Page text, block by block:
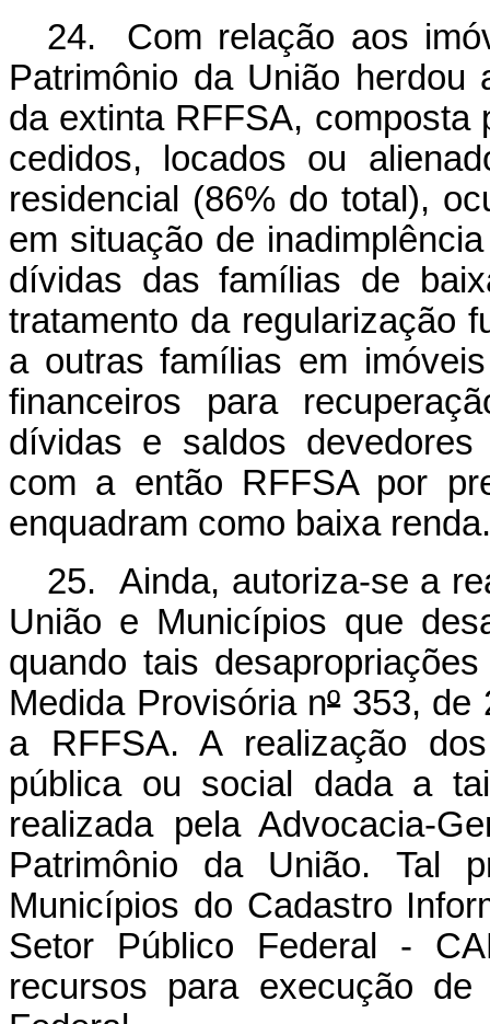
24. Com relação aos
Patrimônio da União herdou
da extinta RFFSA, composta
cedidos, locados ou
residencial (86% do total),
em situação de
dívidas das famílias de
tratamento da regularização
a outras famílias em
financeiros para
dívidas e saldos
com a então RFFSA por
enquadram como baixa renda.
25. Ainda, autoriza-se a
União e Municípios que
quando tais
Medida Provisória nº353, de
a RFFSA. A realização
pública ou social dada a
realizada pela Advocacia-
Patrimônio da União. Tal
Municípios do Cadastro
Setor Público Federal -
recursos para execução